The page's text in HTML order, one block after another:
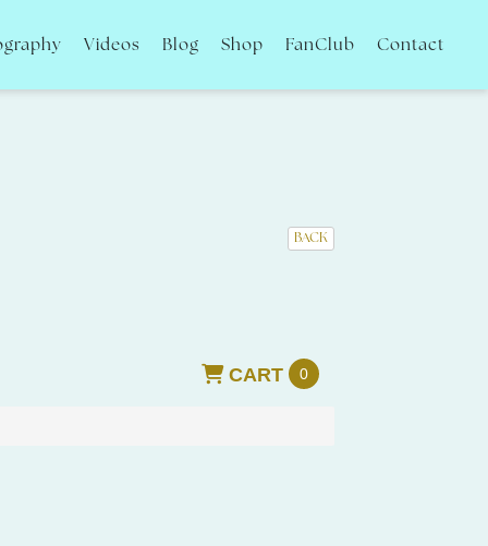
Videos Blog Shop FanClub Contact
BACK
CART 0